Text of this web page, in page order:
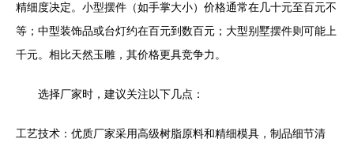
精细度决定。小型摆件（如手掌大小）价格通常在几十元至百元不
等；中型装饰品或台灯约在百元到数百元；大型别墅摆件则可能上
千元。相比天然玉雕，其价格更具竞争力。
选择厂家时，建议关注以下几点：
工艺技术：优质厂家采用高级树脂原料和精细模具，制品细节清